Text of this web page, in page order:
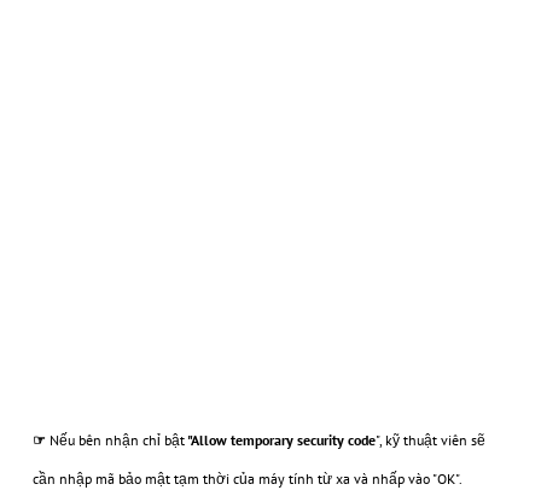
☞ Nếu bên nhận chỉ bật"Allow temporary security code", kỹ thuật viên sẽ
cần nhập mã bảo mật tạm thời của máy tính từ xa và nhấp vào "OK".